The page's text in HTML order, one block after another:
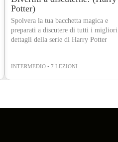
Potter)
Spolvera la tua bacchetta magica e
preparati a discutere di tutti i migliori
dettagli della serie di Harry Potter
INTERMEDIO • 7 LEZIONI